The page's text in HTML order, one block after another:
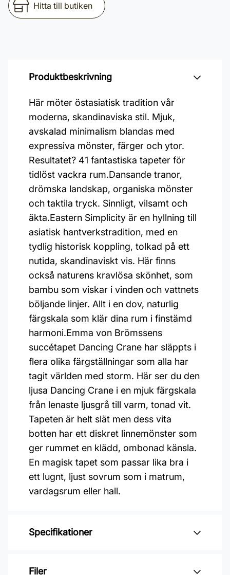
Hitta till butiken
Produktbeskrivning
Här möter östasiatisk tradition vår
moderna, skandinaviska stil. Mjuk,
avskalad minimalism blandas med
expressiva mönster, färger och ytor.
Resultatet? 41 fantastiska tapeter för
tidlöst vackra rum.Dansande tranor,
drömska landskap, organiska mönster
och taktila tryck. Sinnligt, vilsamt och
äkta.Eastern Simplicity är en hyllning till
asiatisk hantverkstradition, med en
tydlig historisk koppling, tolkad på ett
nutida, skandinaviskt vis. Här finns
också naturens kravlösa skönhet, som
bambu som viskar i vinden och vattnets
böljande linjer. Allt i en dov, naturlig
färgskala som klär dina rum i finstämd
harmoni.Emma von Brömssens
succétapet Dancing Crane har släppts i
flera olika färgställningar som alla har
tagit världen med storm. Här ser du den
ljusa Dancing Crane i en mjuk färgskala
från lenaste ljusgrå till varm, tonad vit.
Tapeten är helt slät men dess vita
botten har ett diskret linnemönster som
ger rummet en klädd, ombonad känsla.
En magisk tapet som passar lika bra i
ett lugnt, ljust sovrum som i matrum,
vardagsrum eller hall.
Specifikationer
Varumärke: Boråstapeter
Filer